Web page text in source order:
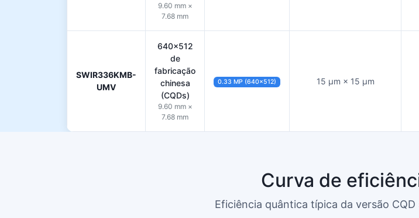
9.60 mm ×
7.68 mm
SWIR336KMB-
UMV
640×512
de
fabricação
chinesa
(CQDs)
9.60 mm ×
7.68 mm
0.33 MP (640×512) 15 µm × 15 µm
Curva de
Eficiência quântica típica da versão